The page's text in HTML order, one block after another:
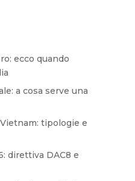
ecco quando
a cosa serve una
tipologie e
direttiva DAC8 e